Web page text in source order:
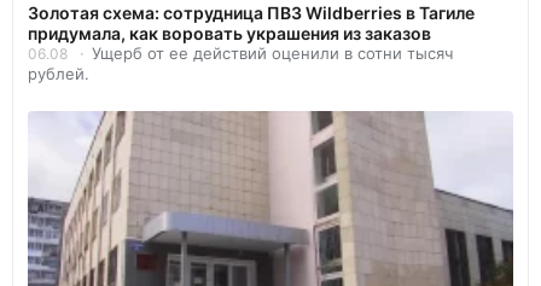
Золотая схема: сотрудница ПВЗ Wildberries в Тагиле
придумала, как воровать украшения из заказов
06.08
Ущерб от ее действий оценили в сотни тысяч
рублей.